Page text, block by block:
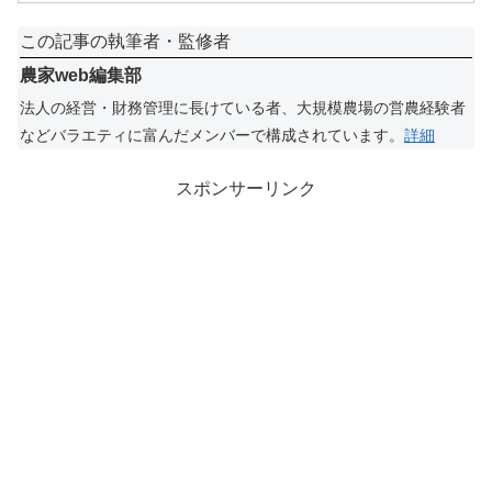
この記事の執筆者・監修者
農家web編集部
法人の経営・財務管理に長けている者、大規模農場の営農経験者
などバラエティに富んだメンバーで構成されています。 詳細
スポンサーリンク